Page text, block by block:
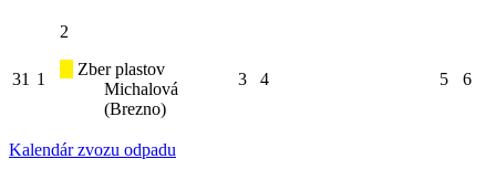
31 1
2
Zber plastov
Michalová
(Brezno)
3 4 5 6
Kalendár zvozu odpadu